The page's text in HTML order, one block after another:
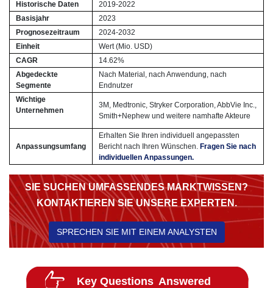
Historische Daten
2019-2022
Basisjahr
2023
Prognosezeitraum
2024-2032
Einheit
Wert (Mio. USD)
CAGR
14.62%
Abgedeckte
Segmente
Nach Material, nach Anwendung, nach
Endnutzer
Wichtige
Unternehmen
3M, Medtronic, Stryker Corporation, AbbVie Inc.,
Smith+Nephew und weitere namhafte Akteure
Anpassungsumfang
Erhalten Sie Ihren individuell angepassten
Bericht nach Ihren Wünschen. Fragen Sie nach
individuellen Anpassungen.
SIE SUCHEN UMFASSENDES MARKTWISSEN?
KONTAKTIEREN SIE UNSERE EXPERTEN.
SPRECHEN SIE MIT EINEM ANALYSTEN